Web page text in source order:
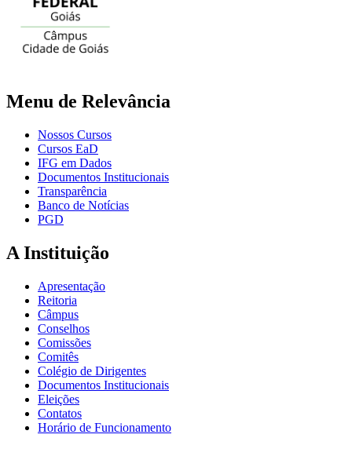
Menu de Relevância
Nossos Cursos
Cursos EaD
IFG em Dados
Documentos Institucionais
Transparência
Banco de Notícias
PGD
A Instituição
Apresentação
Reitoria
Câmpus
Conselhos
Comissões
Comitês
Colégio de Dirigentes
Documentos Institucionais
Eleições
Contatos
Horário de Funcionamento